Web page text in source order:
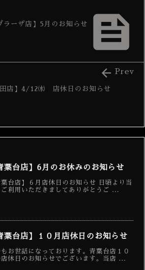

ラーザ店】5月のお知らせ
田店】4/12㈬ 店休日のお知らせ
 Prev
葉台店】6月のお休みのお知らせ
葉台店】６月店休日のお知らせ 日頃より当
ご利用いただきましてありがとうご ...
葉台店】１０月店休日のお知らせ
もお世話になっております。青葉台店１０
店休日のお知らせでございます。当店 ...